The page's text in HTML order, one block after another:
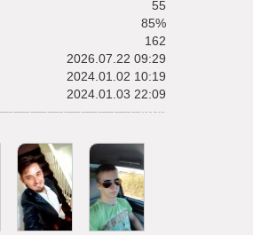
55
85%
162
2026.07.22 09:29
2024.01.02 10:19
2024.01.03 22:09